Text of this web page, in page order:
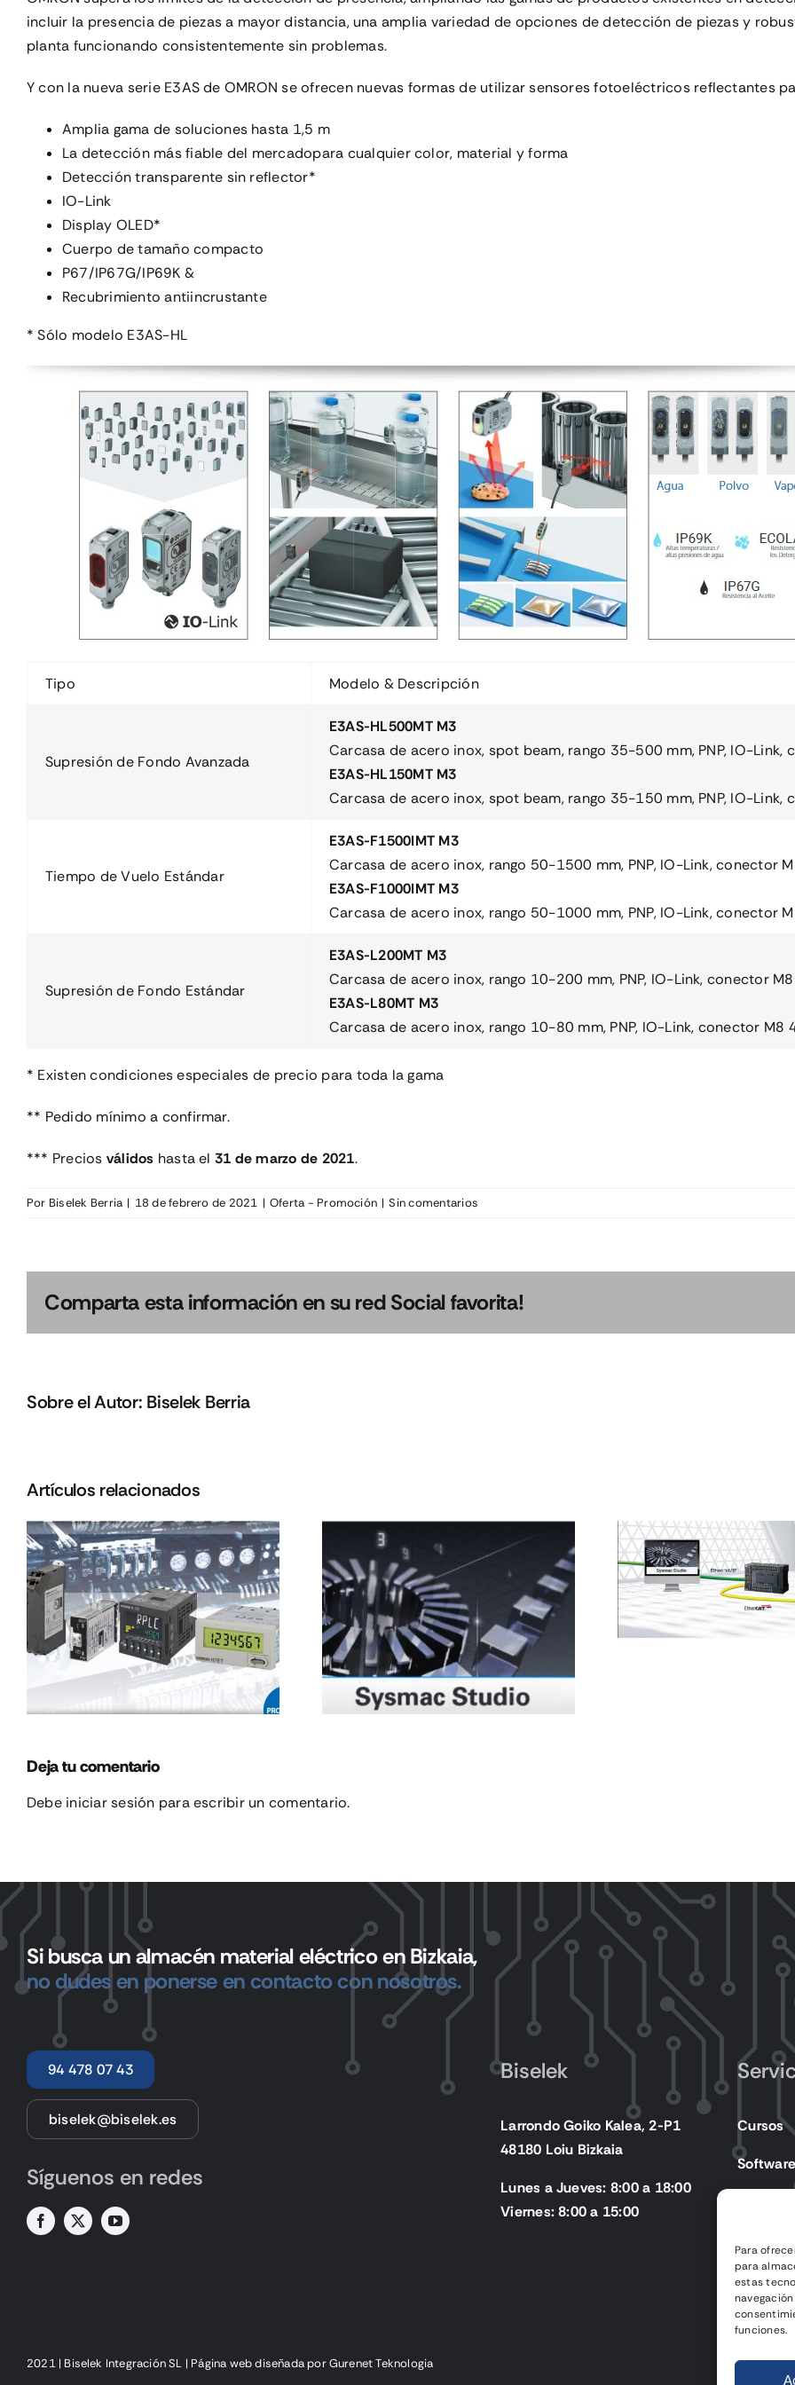
Para
para
estas
funciones.
incluir la presencia de piezas a mayor distancia, una amplia variedad de opciones de detección de piezas y
planta funcionando consistentemente sin problemas.
Y con la nueva serie E3AS de OMRON se ofrecen nuevas formas de utilizar sensores fotoeléctricos reflectantes
Amplia gama de soluciones hasta 1,5 m
La detección más fiable del mercadopara cualquier color, material y forma
Detección transparente sin reflector*
IO-Link
Display OLED*
Cuerpo de tamaño compacto
P67/IP67G/IP69K &
Recubrimiento antiincrustante
* Sólo modelo E3AS-HL
Tipo Modelo & Descripción
Supresión de Fondo Avanzada
E3AS-HL500MT M3
Carcasa de acero inox, spot beam, rango 35-500 mm, PNP, IO-Link,
E3AS-HL150MT M3
Carcasa de acero inox, spot beam, rango 35-150 mm, PNP, IO-Link,
Tiempo de Vuelo Estándar
E3AS-F1500IMT M3
Carcasa de acero inox, rango 50-1500 mm, PNP, IO-Link, conector
E3AS-F1000IMT M3
Carcasa de acero inox, rango 50-1000 mm, PNP, IO-Link, conector
Supresión de Fondo Estándar
E3AS-L200MT M3
Carcasa de acero inox, rango 10-200 mm, PNP, IO-Link, conector
E3AS-L80MT M3
Carcasa de acero inox, rango 10-80 mm, PNP, IO-Link, conector M8
* Existen condiciones especiales de precio para toda la gama
** Pedido mínimo a confirmar.
*** Precios válidos hasta el 31 de marzo de 2021.
Por Biselek Berria | 18 de febrero de 2021 | Oferta - Promoción | Sin comentarios
Comparta esta información en su red Social favorita!
Sobre el Autor: Biselek Berria
Artículos relacionados
Curso SYSMAC
STUDIO 25-
27/11/2024
Oferta Promocional,
¡los mejores precios
en controladores!
Deja tu comentario
Debe iniciar sesión para escribir un comentario.
Si busca un almacén material eléctrico en Bizkaia,
no dudes en ponerse en contacto con nosotros.
94 478 07 43
biselek@biselek.es
Síguenos en redes
Biselek
Larrondo Goiko Kalea, 2-P1
48180 Loiu Bizkaia
Lunes a Jueves: 8:00 a 18:00
Viernes: 8:00 a 15:00
Cursos
Software
2021 | Biselek Integración SL | Página web diseñadapor Gurenet Teknologia